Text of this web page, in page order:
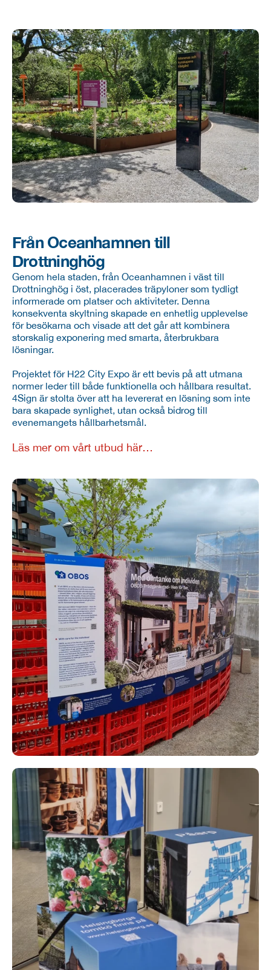
Från Oceanhamnen till
Drottninghög
Genom hela staden, från Oceanhamnen i väst till
Drottninghög i öst, placerades träpyloner som tydligt
informerade om platser och aktiviteter. Denna
konsekventa skyltning skapade en enhetlig upplevelse
för besökarna och visade att det går att kombinera
storskalig exponering med smarta, återbrukbara
lösningar.
Projektet för H22 City Expo är ett bevis på att utmana
normer leder till både funktionella och hållbara resultat.
4Sign är stolta över att ha levererat en lösning som inte
bara skapade synlighet, utan också bidrog till
evenemangets hållbarhetsmål.
Läs mer om vårt utbud här…